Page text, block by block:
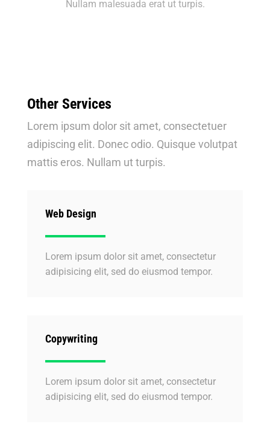
Nullam malesuada erat ut turpis.
Other Services
Lorem ipsum dolor sit amet, consectetuer
adipiscing elit. Donec odio. Quisque volutpat
mattis eros. Nullam ut turpis.
Web Design
Lorem ipsum dolor sit amet, consectetur
adipisicing elit, sed do eiusmod tempor.
Copywriting
Lorem ipsum dolor sit amet, consectetur
adipisicing elit, sed do eiusmod tempor.